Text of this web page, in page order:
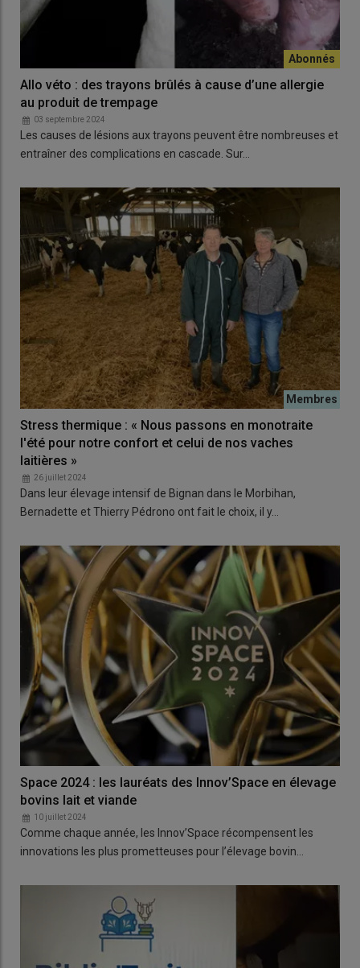
Allo véto : des trayons brûlés à cause d’une allergie
au produit de trempage
03 septembre 2024
Les causes de lésions aux trayons peuvent être nombreuses et
entraîner des complications en cascade. Sur…
Stress thermique : « Nous passons en monotraite
l'été pour notre confort et celui de nos vaches
laitières »
26 juillet 2024
Dans leur élevage intensif de Bignan dans le Morbihan,
Bernadette et Thierry Pédrono ont fait le choix, il y…
Space 2024 : les lauréats des Innov’Space en élevage
bovins lait et viande
10 juillet 2024
Comme chaque année, les Innov’Space récompensent les
innovations les plus prometteuses pour l’élevage bovin…